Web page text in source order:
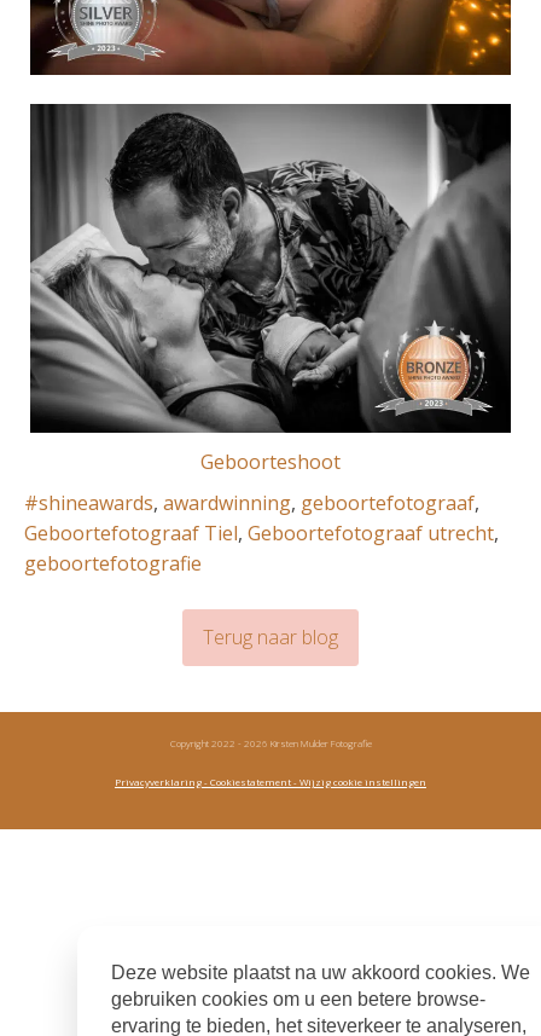
Geboorteshoot
#shineawards, awardwinning, geboortefotograaf,
Geboortefotograaf Tiel, Geboortefotograaf utrecht,
geboortefotografie
Terug naar blog
Copyright 2022 - 2026 Kirsten Mulder Fotografie
Privacyverklaring- Cookiestatement- Wijzig cookie instellingen
Deze website plaatst na uw akkoord cookies. We
gebruiken cookies om u een betere browse-
ervaring te bieden, het siteverkeer te analyseren,